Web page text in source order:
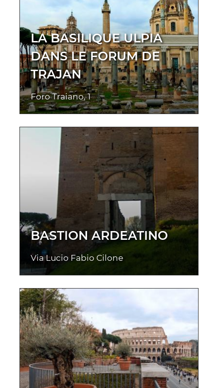
LA BASILIQUE ULPIA
DANS LE FORUM DE
TRAJAN
Foro Traiano, 1
BASTION ARDEATINO
Via Lucio Fabio Cilone